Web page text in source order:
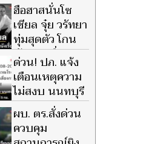
ฮือฮาสนั่นโซ
เชียล จุ๋ย วรัทยา
ทุ่มสุดตัว โกน
หัวจริงเพื่อ
ใหม่
ด่วน! ปภ. แจ้ง
เตือนเหตุความ
ไม่สงบ นนทบุรี
ยิงข้อความ Cell
อนภัยรัศมี 5 กม.
ผบ. ตร.สั่งด่วน
ควบคุม